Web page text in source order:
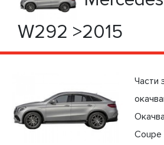
W292 >2015
Части
Coupe